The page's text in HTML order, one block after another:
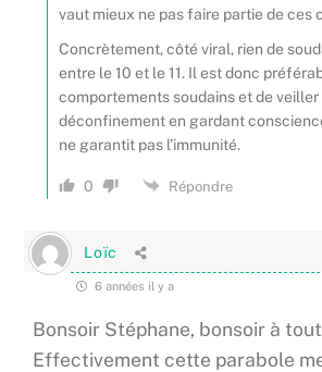
vaut mieux ne pas faire partie de ces
Concrètement, côté viral, rien de
entre le 10 et le 11. Il est donc
comportements soudains et de veiller
déconfinement en gardant
ne garantit pas l’immunité.
0 Répondre
Loïc
6 années il y a
Bonsoir Stéphane, bonsoir à
Effectivement cette parabole